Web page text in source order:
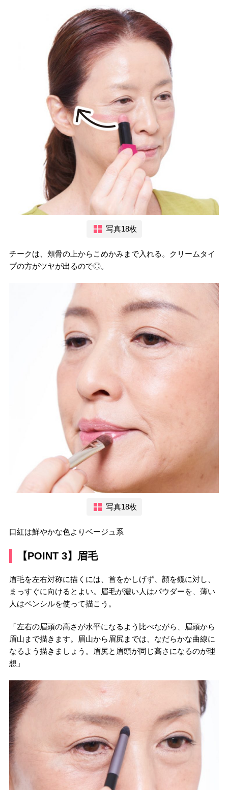
写真18枚
チークは、頬骨の上からこめかみまで入れる。クリームタイ
プの方がツヤが出るので◎。
写真18枚
口紅は鮮やかな色よりベージュ系
【POINT 3】眉毛
眉毛を左右対称に描くには、首をかしげず、顔を鏡に対し、
まっすぐに向けるとよい。眉毛が濃い人はパウダーを、薄い
人はペンシルを使って描こう。
「左右の眉頭の高さが水平になるよう比べながら、眉頭から
眉山まで描きます。眉山から眉尻までは、なだらかな曲線に
なるよう描きましょう。眉尻と眉頭が同じ高さになるのが理
想」